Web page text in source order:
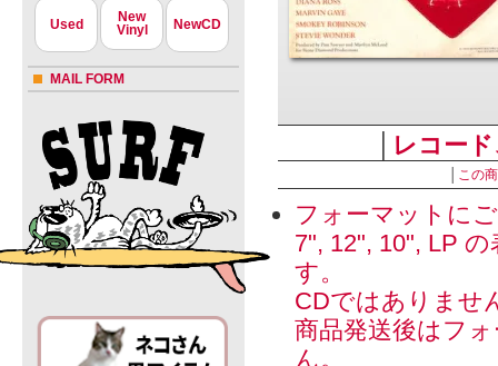
Used
New
Vinyl
NewCD
MAIL FORM
レコー
この
フォーマットに
7", 12", 10", LP
す。
CDではありませ
商品発送後はフ
ん。